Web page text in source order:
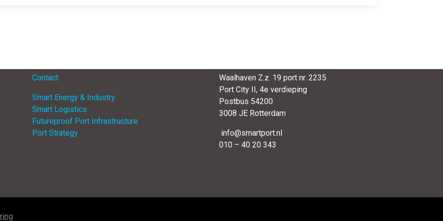
Contact
Smart Energy & Industry
Smart Logistics
Futureproof Port Infrastructure
Port Strategy
Waalhaven Z.z. 19 port nr. 2235
Port City II, 4e verdieping
Postbus 54200
3008 JE Rotterdam
info@smartport.nl
010 – 40 20 343